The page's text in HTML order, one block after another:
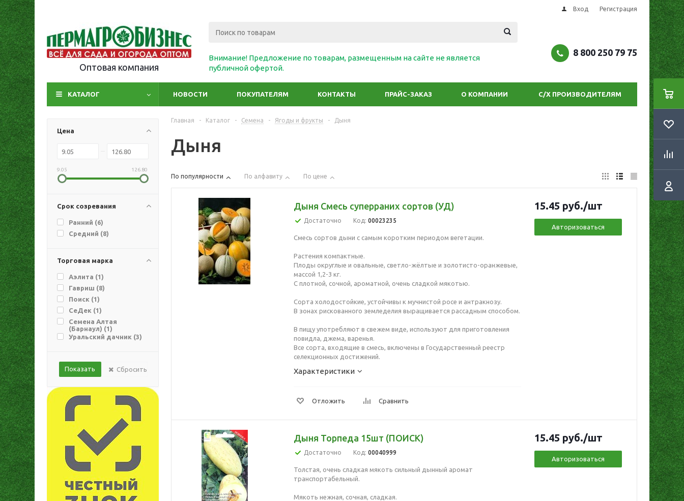
Вход Регистрация
Оптовая компания
Внимание! Предложение по товарам, размещенным на сайте не является
публичной офертой.
8 800 250 79 75
КАТАЛОГ НОВОСТИ ПОКУПАТЕЛЯМ КОНТАКТЫ ПРАЙС-ЗАКАЗ О КОМПАНИИ С/Х ПРОИЗВОДИТЕЛЯМ
Цена
9.05 126.80
Срок созревания
Ранний (6)
Средний (8)
Торговая марка
Аэлита (1)
Гавриш (8)
Поиск (1)
СеДек (1)
Семена Алтая
(Барнаул) (1)
Уральский дачник (3)
Сбросить
Главная - Каталог - Семена - Ягоды и фрукты - Дыня
Дыня
По популярности По алфавиту По цене
Дыня Смесь суперраних сортов (УД)
Достаточно Код: 00023235
Смесь сортов дыни с самым коротким периодом вегетации.
Растения компактные.
Плоды округлые и овальные, светло-жёлтые и золотисто-оранжевые,
массой 1,2-3 кг.
С плотной, сочной, ароматной, очень сладкой мякотью.
Сорта холодостойкие, устойчивы к мучнистой росе и антракнозу.
В зонах рискованного земледелия выращивается рассадным способом.
В пищу употребляют в свежем виде, используют для приготовления
повидла, джема, варенья.
Все сорта, входящие в смесь, включены в Государственный реестр
селекционных достижений.
Характеристики
Отложить Сравнить
15.45 руб./шт
Авторизоваться
Дыня Торпеда 15шт (ПОИСК)
Достаточно Код: 00040999
Толстая, очень сладкая мякоть сильный дынный аромат
транспортабельный.
Мякоть нежная, сочная, сладкая.
15.45 руб./шт
Авторизоваться